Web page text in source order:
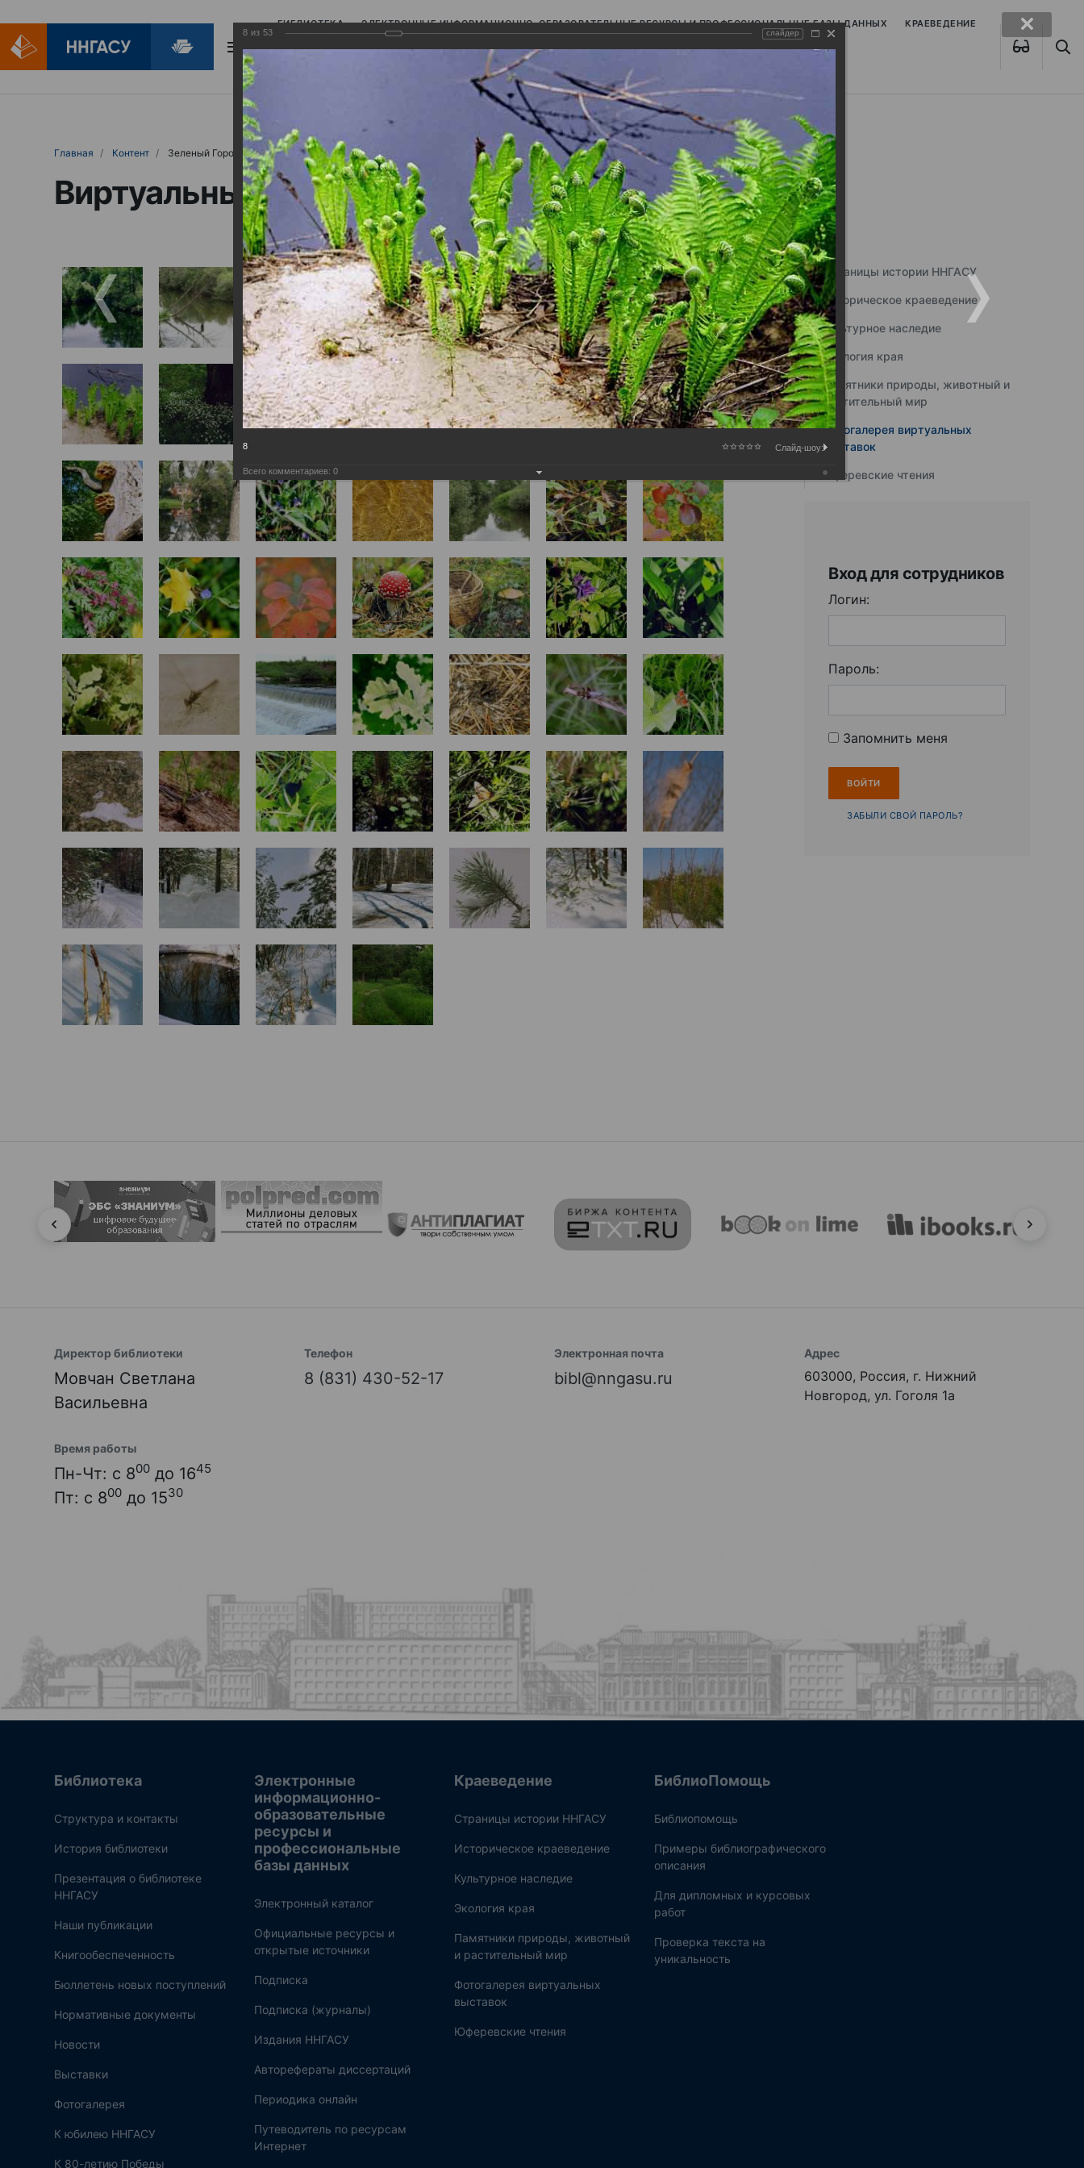
БИБЛИОТЕКА ЭЛЕКТРОННЫЕ ИНФОРМАЦИОННО-ОБРАЗОВАТЕЛЬНЫЕ РЕСУРСЫ И ПРОФЕССИОНАЛЬНЫЕ БАЗЫ ДАННЫХ КРАЕВЕДЕНИЕ
Главная Контент Зеленый Город
Виртуальные выставки (фотоальбомы)
Страницы истории ННГАСУ
Историческое краеведение
Культурное наследие
Экология края
Памятники природы, животный и
растительный мир
Фотогалерея виртуальных
выставок
Юферевские чтения
Вход для сотрудников
Логин:
Пароль:
Запомнить меня
ЗАБЫЛИ СВОЙ ПАРОЛЬ?
Директор библиотеки
Мовчан Светлана
Васильевна
Телефон
8 (831) 430-52-17
Электронная почта
bibl@nngasu.ru
Адрес
603000, Россия, г. Нижний
Новгород, ул. Гоголя 1а
Время работы
Пн-Чт: с 800 до 1645
Пт: с 800 до 1530
Библиотека
Структура и контакты
История библиотеки
Презентация о библиотеке
ННГАСУ
Наши публикации
Книгообеспеченность
Бюллетень новых поступлений
Нормативные документы
Новости
Выставки
Фотогалерея
К юбилею ННГАСУ
К 80-летию Победы
Электронные
информационно-
образовательные
ресурсы и
профессиональные
базы данных
Электронный каталог
Официальные ресурсы и
открытые источники
Подписка
Подписка (журналы)
Издания ННГАСУ
Авторефераты диссертаций
Периодика онлайн
Путеводитель по ресурсам
Интернет
Краеведение
Страницы истории ННГАСУ
Историческое краеведение
Культурное наследие
Экология края
Памятники природы, животный
и растительный мир
Фотогалерея виртуальных
выставок
Юферевские чтения
БиблиоПомощь
Библиопомощь
Примеры библиографического
описания
Для дипломных и курсовых
работ
Проверка текста на
уникальность
8 из 53 слайдер
8 Слайд-шоу:
Всего комментариев: 0